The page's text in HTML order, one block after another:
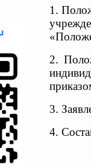
1.
2.
3.
4.